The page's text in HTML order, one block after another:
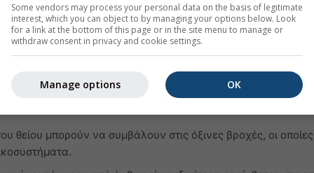
πνευμονοπάθεια (ΧΑΠ)
ένα αέριο αόρατο με έντονη, δυσάρεστη οσμή. Αντιδρά
ενώσεις, όπως θειικό οξύ, θειώδες οξύ και
μπορεί να βλάψει το αναπνευστικό σύστημα και να
θείου μπορούν να συμβάλουν στις όξινες βροχές, οι
Some vendors may process your personal data on the basis of legitimate
interest, which you can object to by managing your options below. Look
for a link at the bottom of this page or in the site menu to manage or
withdraw consent in privacy and cookie settings.
OK
Manage options